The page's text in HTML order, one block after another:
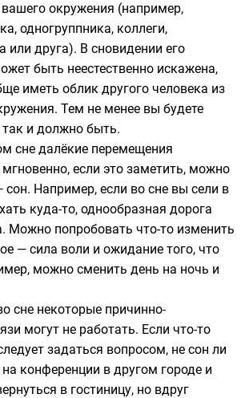
вашего окружения (например,
одногруппника, коллеги,
или друга). В сновидении его
быть неестественно искажена,
иметь облик другого человека из
Тем не менее вы будете
так и должно быть.
сне далёкие перемещения
если это заметить, можно
сон. Например, если во сне вы сели в
куда-то, однообразная дорога
Можно попробовать что-то изменить
— сила воли и ожидание того, что
можно сменить день на ночь и
сне некоторые причинно-
могут не работать. Если что-то
задаться вопросом, не сон ли
конференции в другом городе и
в гостиницу, но вдруг